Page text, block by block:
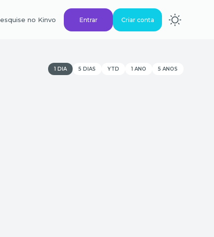
no Kinvo Entrar Criar conta
1 DIA 5 DIAS YTD 1 ANO 5 ANOS